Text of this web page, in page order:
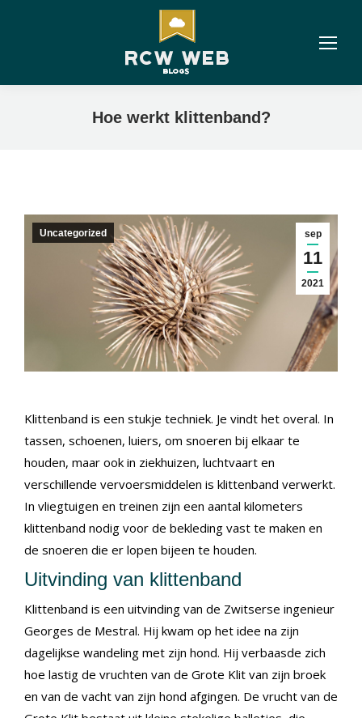
Hoe werkt klittenband?
sep
11
2021
Uncategorized
Klittenband is een stukje techniek. Je vindt het overal. In
tassen, schoenen, luiers, om snoeren bij elkaar te
houden, maar ook in ziekhuizen, luchtvaart en
verschillende vervoersmiddelen is klittenband verwerkt.
In vliegtuigen en treinen zijn een aantal kilometers
klittenband nodig voor de bekleding vast te maken en
de snoeren die er lopen bijeen te houden.
Uitvinding van klittenband
Klittenband is een uitvinding van de Zwitserse ingenieur
Georges de Mestral. Hij kwam op het idee na zijn
dagelijkse wandeling met zijn hond. Hij verbaasde zich
hoe lastig de vruchten van de Grote Klit van zijn broek
en van de vacht van zijn hond afgingen. De vrucht van de